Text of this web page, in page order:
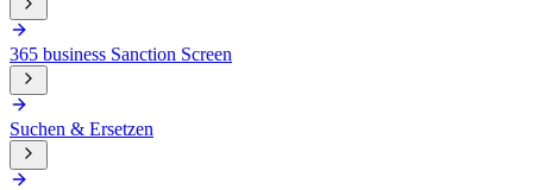
365 business Sanction Screen
Suchen & Ersetzen